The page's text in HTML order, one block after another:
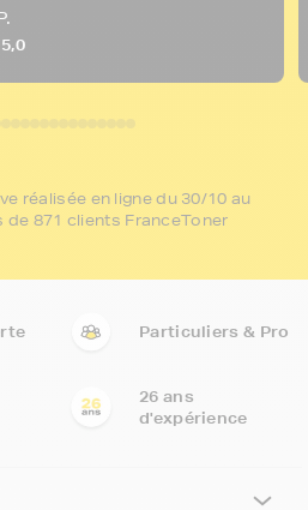
5,0
réalisée en ligne du 30/10 au
de 871 clients FranceToner
Particuliers & Pro
26 ans
d'expérience